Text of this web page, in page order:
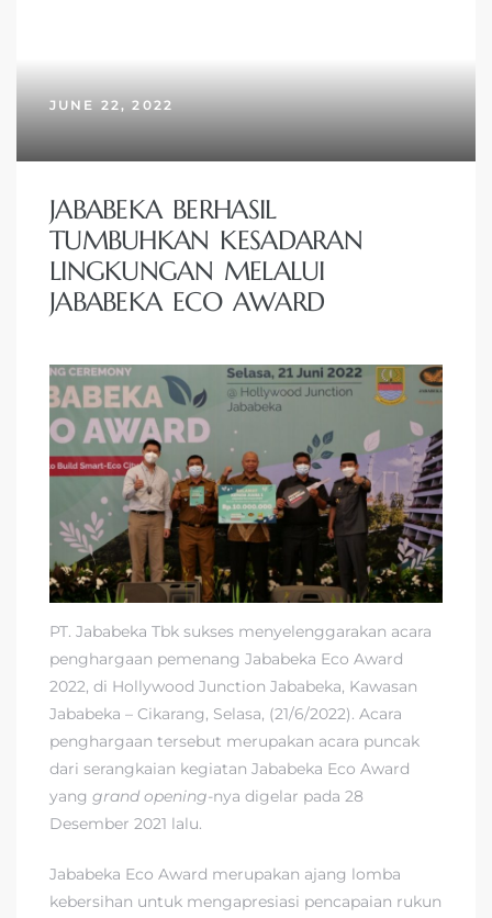
JUNE 22, 2022
JABABEKA BERHASIL
TUMBUHKAN KESADARAN
LINGKUNGAN MELALUI
JABABEKA ECO AWARD
PT. Jababeka Tbk sukses menyelenggarakan acara
penghargaan pemenang Jababeka Eco Award
2022, di Hollywood Junction Jababeka, Kawasan
Jababeka – Cikarang, Selasa, (21/6/2022). Acara
penghargaan tersebut merupakan acara puncak
dari serangkaian kegiatan Jababeka Eco Award
yang grand opening-nya digelar pada 28
Desember 2021 lalu.
Jababeka Eco Award merupakan ajang lomba
kebersihan untuk mengapresiasi pencapaian rukun